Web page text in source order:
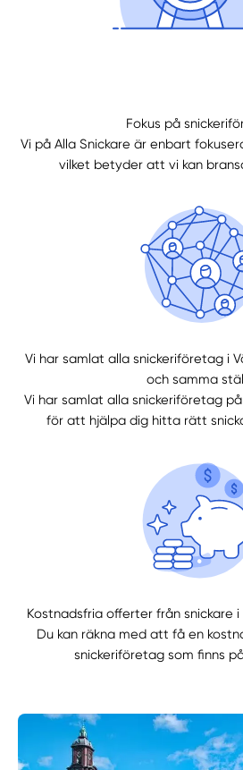
Manuellt Få hjälp
Välj tillvägagångssätt
Fokus på
Vi på Alla Snickare är enbart
vilket betyder att vi kan
Vi har samlat alla snickeriföretag i
och samma
Vi har samlat alla snickeriföretag
för att hjälpa dig hitta rätt
Kostnadsfria offerter från snickare
Du kan räkna med att få en
snickeriföretag som finns